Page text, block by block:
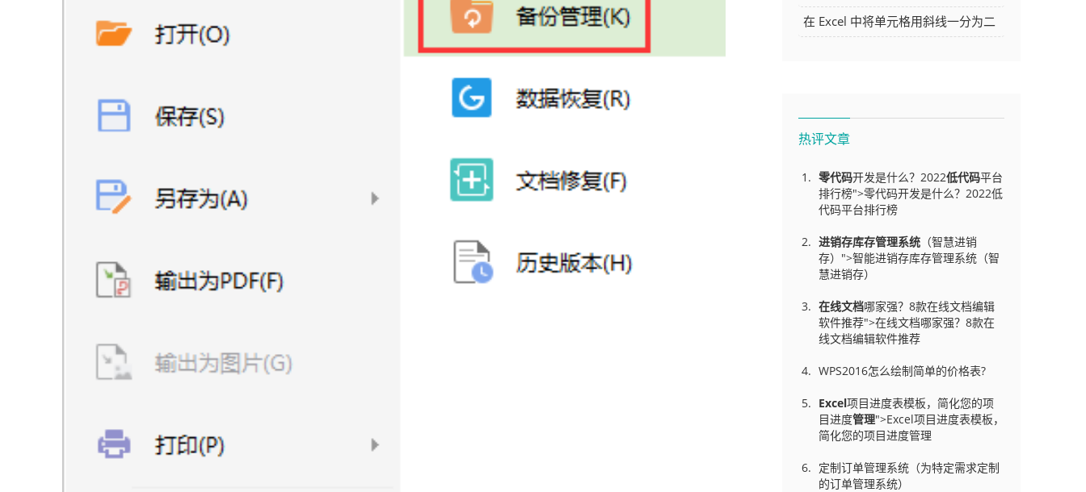
骤及技巧
在 Excel 中将单元格用斜线一分为二
热评文章
零代码开发是什么？2022低代码平台
排行榜">零代码开发是什么？2022低
代码平台排行榜
进销存库存管理系统 （智慧进销
存）">智能进销存库存管理系统（智
慧进销存）
在线文档哪家强？8款在线文档编辑
软件推荐">在线文档哪家强？8款在
线文档编辑软件推荐
WPS2016怎么绘制简单的价格表?
Excel项目进度表模板，简化您的项
目进度管理">Excel项目进度表模板，
简化您的项目进度管理
定制订单管理系统（为特定需求定制
的订单管理系统）